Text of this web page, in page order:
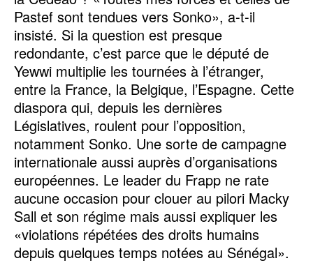
Pastef sont tendues vers Sonko», a-t-il
insisté. Si la question est presque
redondante, c’est parce que le député de
Yewwi multiplie les tournées à l’étranger,
entre la France, la Belgique, l’Espagne. Cette
diaspora qui, depuis les dernières
Législatives, roulent pour l’opposition,
notamment Sonko. Une sorte de campagne
internationale aussi auprès d’organisations
européennes. Le leader du Frapp ne rate
aucune occasion pour clouer au pilori Macky
Sall et son régime mais aussi expliquer les
«violations répétées des droits humains
depuis quelques temps notées au Sénégal».